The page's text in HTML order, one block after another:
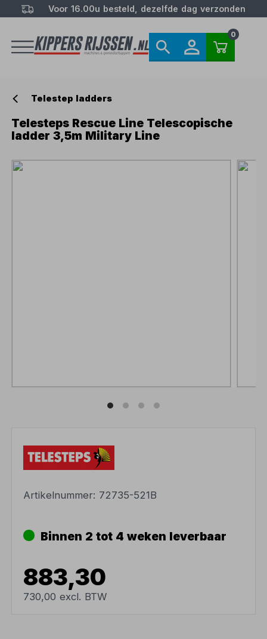
Voor 16.00u besteld, dezelfde dag verzonden
0
Telestep ladders
Telesteps Rescue Line Telescopische
ladder 3,5m Military Line
Artikelnummer: 72735-521B
Binnen 2 tot 4 weken leverbaar
883,30
730,00 excl. BTW